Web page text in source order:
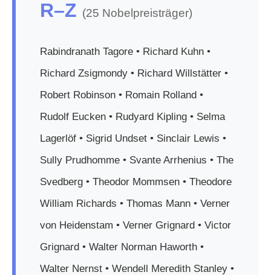
R–Z (25 Nobelpreisträger)
Rabindranath Tagore • Richard Kuhn •
Richard Zsigmondy • Richard Willstätter •
Robert Robinson • Romain Rolland •
Rudolf Eucken • Rudyard Kipling • Selma
Lagerlöf • Sigrid Undset • Sinclair Lewis •
Sully Prudhomme • Svante Arrhenius • The
Svedberg • Theodor Mommsen • Theodore
William Richards • Thomas Mann • Verner
von Heidenstam • Verner Grignard • Victor
Grignard • Walter Norman Haworth •
Walter Nernst • Wendell Meredith Stanley •